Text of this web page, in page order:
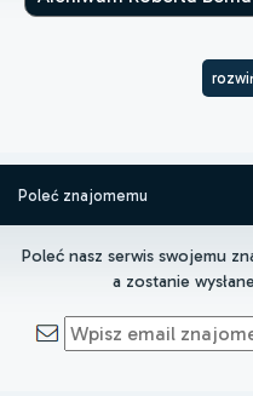
Poleć znajomemu
Poleć nasz serwis swojemu
a zostanie